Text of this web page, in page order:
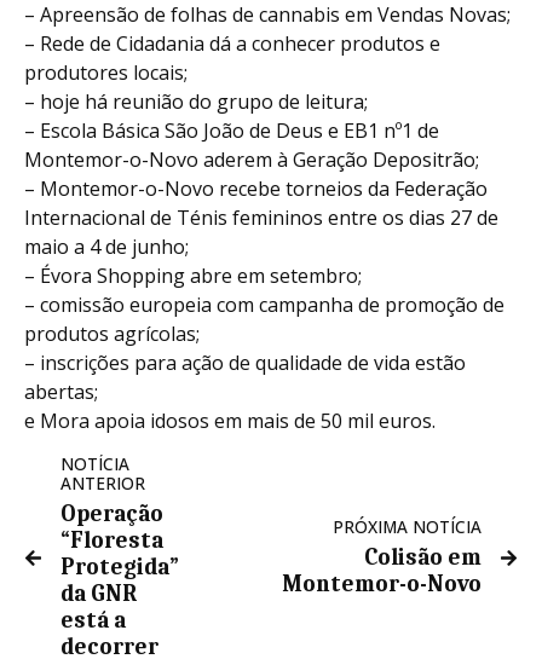
– Apreensão de folhas de cannabis em Vendas Novas;
– Rede de Cidadania dá a conhecer produtos e
produtores locais;
– hoje há reunião do grupo de leitura;
– Escola Básica São João de Deus e EB1 nº1 de
Montemor-o-Novo aderem à Geração Depositrão;
– Montemor-o-Novo recebe torneios da Federação
Internacional de Ténis femininos entre os dias 27 de
maio a 4 de junho;
– Évora Shopping abre em setembro;
– comissão europeia com campanha de promoção de
produtos agrícolas;
– inscrições para ação de qualidade de vida estão
abertas;
e Mora apoia idosos em mais de 50 mil euros.
NOTÍCIA
ANTERIOR
Operação
“Floresta
Protegida”
da GNR
está a
decorrer
PRÓXIMA NOTÍCIA
Colisão em
Montemor-o-Novo